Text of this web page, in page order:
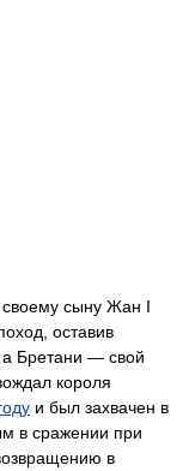
своему сыну Жан I
оставив
а Бретани — свой
короля
и был захвачен в
в сражении при
в